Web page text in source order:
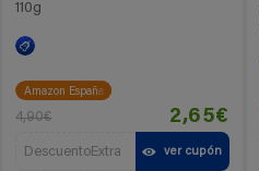
110g
Amazon España
4,90€ 2,65€
DescuentoExtra ver cupón